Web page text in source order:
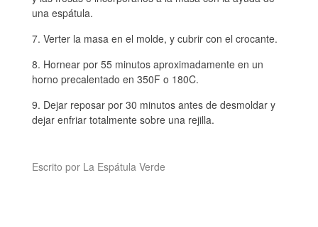
una espátula.
Verter la masa en el molde, y cubrir con el crocante.
Hornear por 55 minutos aproximadamente en un
horno precalentado en 350F o 180C.
Dejar reposar por 30 minutos antes de desmoldar y
dejar enfriar totalmente sobre una rejilla.
Escrito por La Espátula Verde